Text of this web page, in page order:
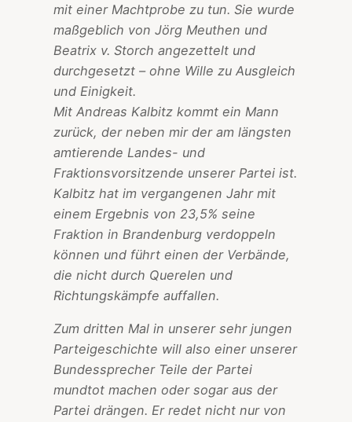
mit einer Machtprobe zu tun. Sie wurde
maßgeblich von Jörg Meuthen und
Beatrix v. Storch angezettelt und
durchgesetzt – ohne Wille zu Ausgleich
und Einigkeit.
Mit Andreas Kalbitz kommt ein Mann
zurück, der neben mir der am längsten
amtierende Landes- und
Fraktionsvorsitzende unserer Partei ist.
Kalbitz hat im vergangenen Jahr mit
einem Ergebnis von 23,5% seine
Fraktion in Brandenburg verdoppeln
können und führt einen der Verbände,
die nicht durch Querelen und
Richtungskämpfe auffallen.
Zum dritten Mal in unserer sehr jungen
Parteigeschichte will also einer unserer
Bundessprecher Teile der Partei
mundtot machen oder sogar aus der
Partei drängen. Er redet nicht nur von